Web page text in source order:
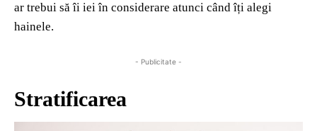
ar trebui să îi iei în considerare atunci când îți alegi
hainele.
- Publicitate -
Stratificarea